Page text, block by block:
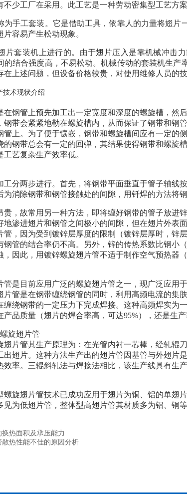
不少工厂在采用。此工艺是一种劳动密集型工艺方
为手工套装。它是借助工具，依靠人的力量将翅
容易产生松动现象。
片套装机上进行的。由于翅片压入是靠机械冲击
的结合强度高，不易松动。机械传动的套装机生产
在上述问题，但设备价格较贵，对使用维修人员的
在钢管上预先加工出一定宽度和深度的螺旋槽，然
钢带会紧紧地勒在螺旋槽内，从而保证了钢带和钢
管上。为了便于镶嵌，钢带和螺旋槽间应有一定的
的钢带总会有一定的回弹，其结果使得钢带和螺旋
艺复杂生产效率低。
工分两步进行。首先，将钢带平面垂直于管子轴线
为消除钢带和钢管接触处的间隙，用钎焊的方法将
贵，故常用另一种方法，即将缠好钢带的管子放进
地渗进翅片和钢管之间极小的间隙，但在翅片外表
管，因为受到镀锌层厚度的限制（镀锌层厚时，锌
钢管的结合率仍不高。另外，锌的传热系数比钢小
，因此，用镀锌螺旋翅片管不适于制作空气预热器
管是目前应用广泛的螺旋翅片管之一，现广泛应用
片管是在钢带缠绕钢管的同时，利用高频电流的集
缠绕钢带的一定压力下完成焊接。这种高频焊实为
品质量（翅片的焊合率高，可达95%），还是生
旋翅片管
翅片管其生产原理为：在光管内衬一芯棒，经轧辊
出翅片。这种方法生产出的翅片管因基管与外翅片
效率。三辊斜轧法与焊接法相比，该生产线具有生
螺旋翅片管技术已成功应用于翅片为铜、铝的单翅
见为低翅片管，整体型高翅片管其材质多为铝、铜
热面积及承压能力
热性能不佳的原因分析